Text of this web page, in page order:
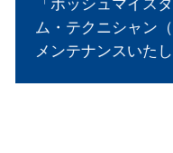
「ボッシュマイス
ム・テクニシャン
メンテナンスいたし